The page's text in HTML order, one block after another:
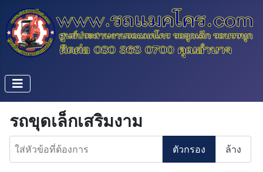
รถขุดเล็กเสริมงาม
ใส่หัวข้อที่ต้องการ
ตัวกรอง ล้าง